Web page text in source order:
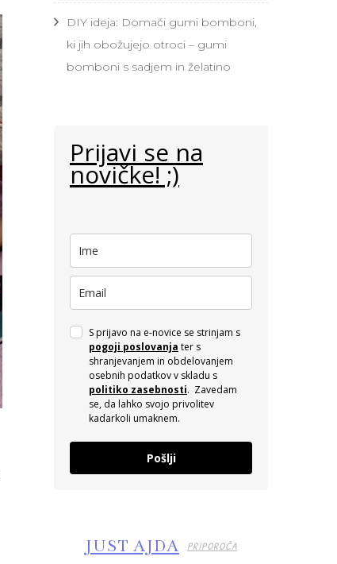
DIY ideja: Domači gumi bomboni,
ki jih obožujejo otroci – gumi
bomboni s sadjem in želatino
Prijavi se na
novičke! ;)
S prijavo na e-novice se strinjam s
pogoji poslovanja ter s
shranjevanjem in obdelovanjem
osebnih podatkov v skladu s
politiko zasebnosti. Zavedam
se, da lahko svojo privolitev
kadarkoli umaknem.
Pošlji
JUST AJDA PRIPOROČA